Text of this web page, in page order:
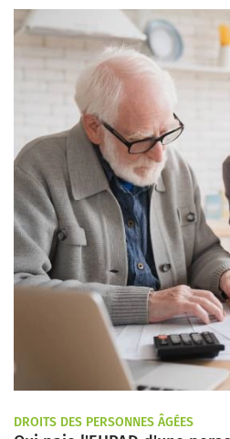
DROITS DES PERSONNES ÂGÉES